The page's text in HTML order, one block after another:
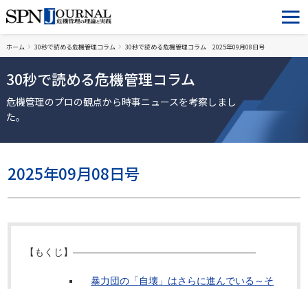
ホーム 30秒で読める危機管理コラム 30秒で読める危機管理コラム 2025年09月08日号
30秒で読める危機管理コラム
危機管理のプロの観点から時事ニュースを考察しまし
た。
2025年09月08日号
【もくじ】―――――――――――――――――――
暴力団の「自壊」はさらに進んでいる～そ